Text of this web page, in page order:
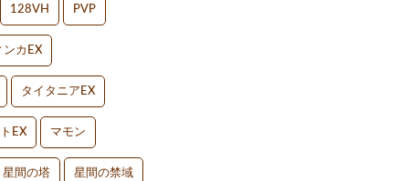
128VH PVP
ンカEX
タイタニアEX
EX マモン
星間の塔 星間の禁域